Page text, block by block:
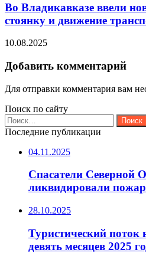
Во Владикавказе ввели
стоянку и движение
10.08.2025
Добавить комментарий
Для отправки комментария вам
Поиск по сайту
Найти:
Последние публикации
04.11.2025
Спасатели Северной
ликвидировали
28.10.2025
Туристический
девять месяцев 2025